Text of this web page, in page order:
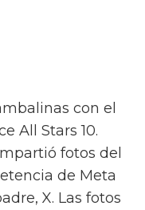
con el
All Stars 10.
fotos del
de Meta
X. Las fotos